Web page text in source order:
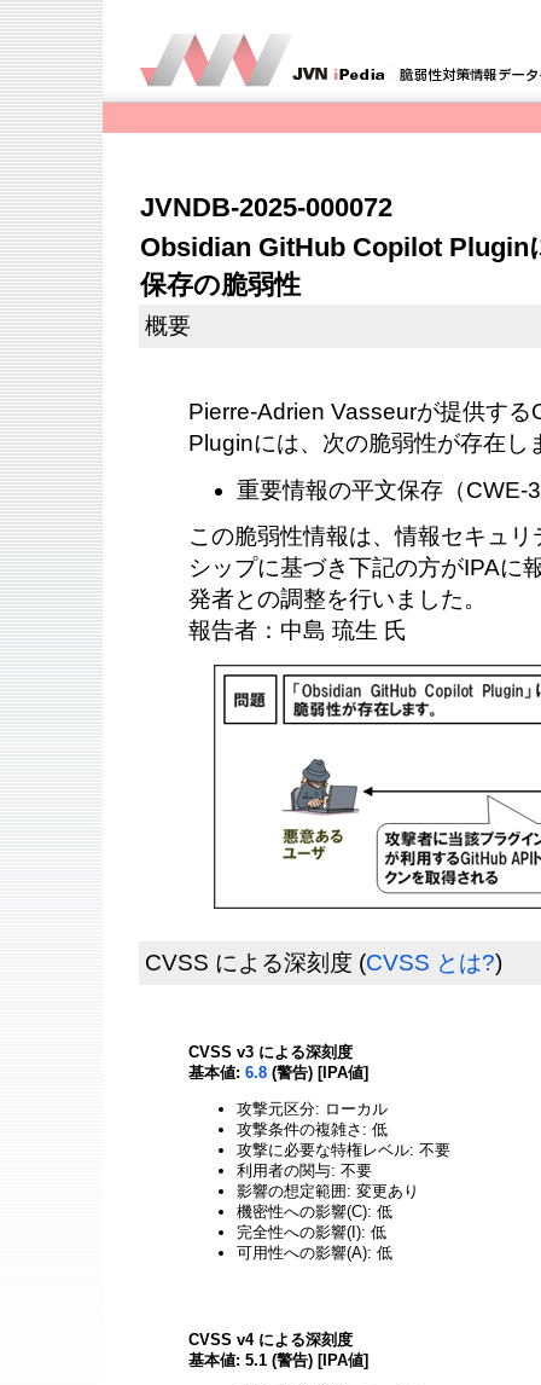
JVNDB-2025-000072
Obsidian GitHub Copilot Plugin
保存の脆弱性
概要
Pierre-Adrien Vasseurが提供す
Pluginには、次の脆弱性が存在し
重要情報の平文保存（CWE-
この脆弱性情報は、情報セキュ
シップに基づき下記の方がIPAに
発者との調整を行いました。
報告者：中島 琉生 氏
CVSS による深刻度 (CVSS とは?)
CVSS v3 による深刻度
基本値: 6.8 (警告) [IPA値]
攻撃元区分: ローカル
攻撃条件の複雑さ: 低
攻撃に必要な特権レベル: 不要
利用者の関与: 不要
影響の想定範囲: 変更あり
機密性への影響(C): 低
完全性への影響(I): 低
可用性への影響(A): 低
CVSS v4 による深刻度
基本値: 5.1 (警告) [IPA値]